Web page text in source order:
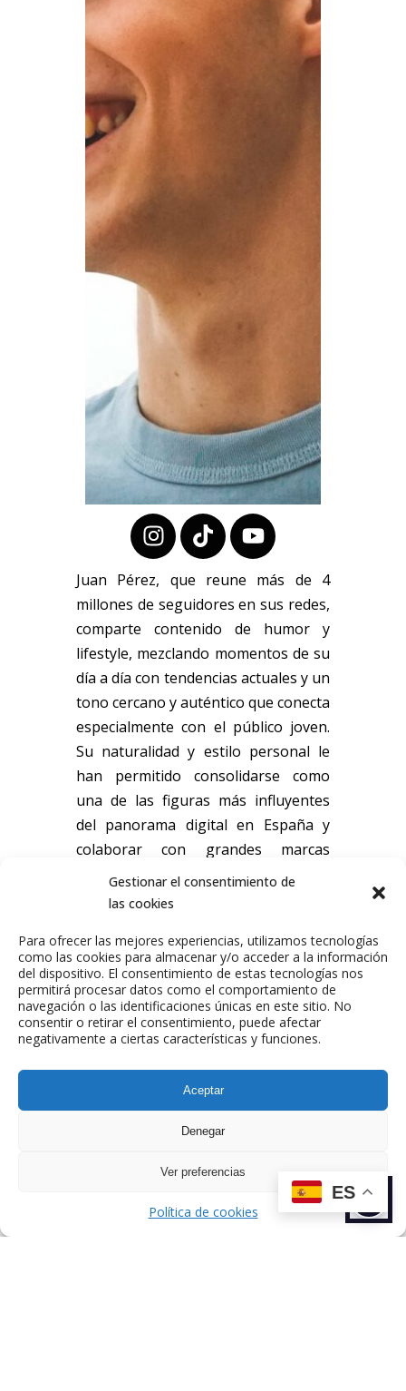
Gestionar el consentimiento de
las cookies
Para ofrecer las mejores experiencias, utilizamos tecnologías
como las cookies para almacenar y/o acceder a la información
del dispositivo. El consentimiento de estas tecnologías nos
permitirá procesar datos como el comportamiento de
navegación o las identificaciones únicas en este sitio. No
consentir o retirar el consentimiento, puede afectar
negativamente a ciertas características y funciones.
Aceptar
Denegar
Ver preferencias
Política de cookies
Juan Pérez, que reune más de 4
millones de seguidores en sus redes,
comparte contenido de humor y
lifestyle, mezclando momentos de su
día a día con tendencias actuales y un
tono cercano y auténtico que conecta
especialmente con el público joven.
Su naturalidad y estilo personal le
han permitido consolidarse como
una de las figuras más influyentes
del panorama digital en España y
colaborar con grandes marcas
referentes.
Email de contacto:
TALENTO
TALENTO
ES